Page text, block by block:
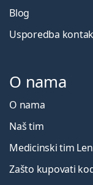
Blog
Usporedba
O nama
O nama
Naš tim
Medicinski tim
Zašto kupovati